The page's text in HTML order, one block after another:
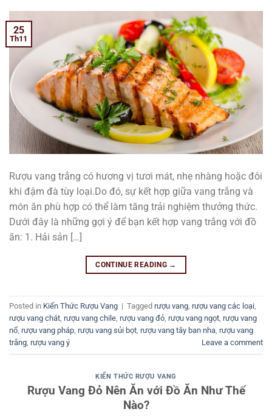
25
Th11
Rượu vang trắng có hương vị tươi mát, nhẹ nhàng hoặc đôi
khi đậm đà tùy loại.Do đó, sự kết hợp giữa vang trắng và
món ăn phù hợp có thể làm tăng trải nghiệm thưởng thức.
Dưới đây là những gợi ý để bạn kết hợp vang trắng với đồ
ăn: 1. Hải sản […]
CONTINUE READING →
Posted in Kiến Thức Rượu Vang | Tagged rượu vang, rượu vang các loại,
rượu vang chát, rượu vang chile, rượu vang đỏ, rượu vang ngọt, rượu vang
nổ, rượu vang pháp, rượu vang sủi bọt, rượu vang tây ban nha, rượu vang
trắng, rượu vang ý Leave a comment
KIẾN THỨC RƯỢU VANG
Rượu Vang Đỏ Nên Ăn với Đồ Ăn Như Thế
Nào?